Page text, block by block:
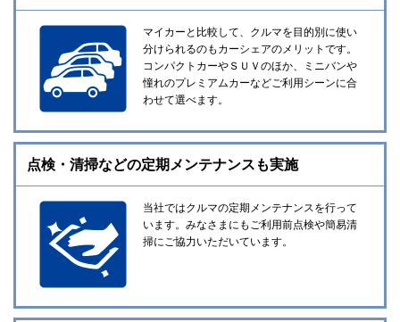
マイカーと比較して、クルマを目的別に使い
分けられるのもカーシェアのメリットです。
コンパクトカーやＳＵＶのほか、ミニバンや
憧れのプレミアムカーなどご利用シーンに合
わせて選べます。
点検・清掃などの定期メンテナンスも実施
当社ではクルマの定期メンテナンスを行って
います。みなさまにもご利用前点検や簡易清
掃にご協力いただいています。